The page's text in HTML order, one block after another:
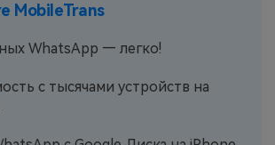
MobileTrans
WhatsApp — легко!
с тысячами устройств на